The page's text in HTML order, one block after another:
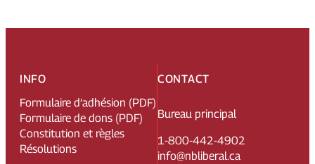
CONTACT
Bureau principal
1-800-442-4902
info@nbliberal.ca
INFO
Formulaire d’adhésion (PDF)
Formulaire de dons (PDF)
Constitution et règles
Résolutions